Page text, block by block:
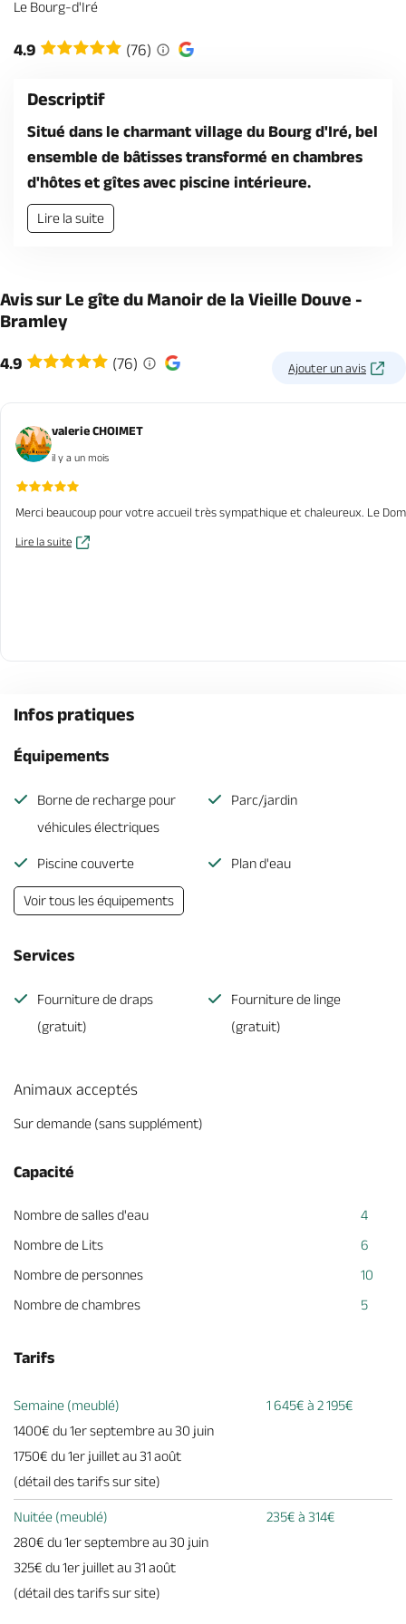
Billetterie en ligne
Brochures & Cartes Offices de tourisme Comment venir ? Ecrivez-nous
Le Bourg-d'Iré
4.9 (76)
Descriptif
Situé dans le charmant village du Bourg d'Iré, bel
ensemble de bâtisses transformé en chambres
d'hôtes et gîtes avec piscine intérieure.
Lire la suite
Avis sur Le gîte du Manoir de la Vieille Douve -
Bramley
4.9 (76) Ajouter un avis
valerie CHOIMET
il y a un mois
Merci beaucoup pour votre accueil très sympathique et chaleureux. Le
Lire la suite
Infos pratiques
Équipements
Borne de recharge pour
véhicules électriques
Parc/jardin
Piscine couverte Plan d'eau
Voir tous les équipements
Services
Fourniture de draps
(gratuit)
Fourniture de linge
(gratuit)
Animaux acceptés
Sur demande (sans supplément)
Capacité
Nombre de salles d'eau
4
Nombre de Lits
6
Nombre de personnes
10
Nombre de chambres
5
Tarifs
Semaine (meublé)
1 645€ à 2 195€
1400€ du 1er septembre au 30 juin
1750€ du 1er juillet au 31 août
(détail des tarifs sur site)
Nuitée (meublé)
235€ à 314€
280€ du 1er septembre au 30 juin
325€ du 1er juillet au 31 août
(détail des tarifs sur site)